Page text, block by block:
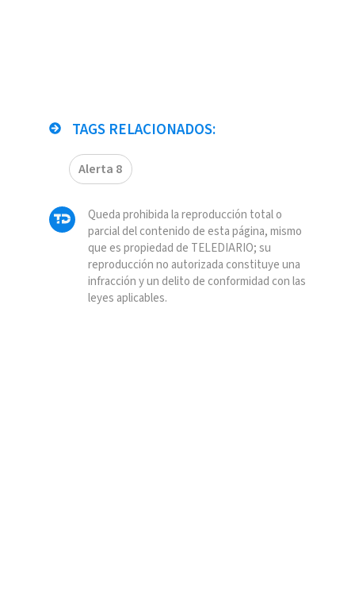
TAGS RELACIONADOS:
Alerta 8
Queda prohibida la reproducción total o
parcial del contenido de esta página, mismo
que es propiedad de TELEDIARIO; su
reproducción no autorizada constituye una
infracción y un delito de conformidad con las
leyes aplicables.